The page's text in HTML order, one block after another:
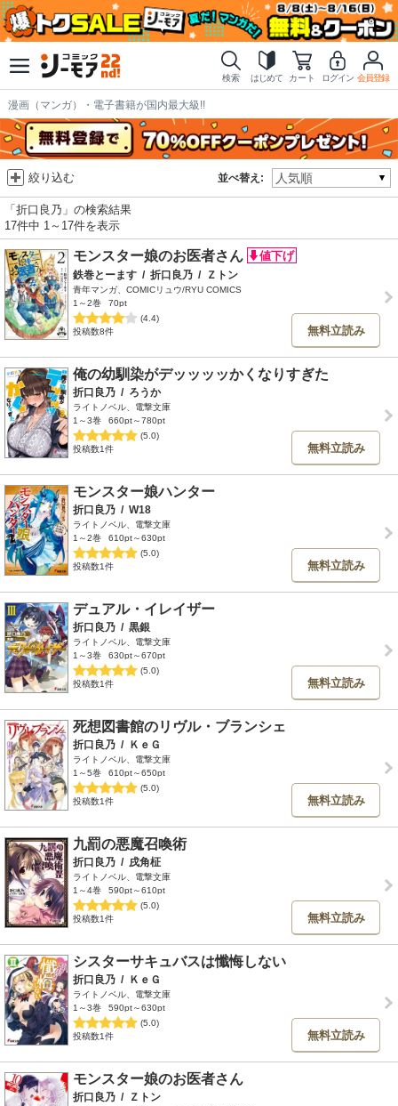
検索 はじめて カート ログイン 会員登録
漫画（マンガ）・電子書籍が国内最大級!!
並べ替え:
絞り込む
「折口良乃」の検索結果
17件中 1～17件を表示
モンスター娘のお医者さん
鉄巻とーます / 折口良乃 / Ｚトン
青年マンガ、COMICリュウ/RYU COMICS
1～2巻
70pt
(4.4)
投稿数8件
無料立読み
俺の幼馴染がデッッッッかくなりすぎた
折口良乃 / ろうか
ライトノベル、電撃文庫
1～3巻
660pt～780pt
(5.0)
投稿数1件
無料立読み
モンスター娘ハンター
折口良乃 / W18
ライトノベル、電撃文庫
1～2巻
610pt～630pt
(5.0)
投稿数1件
無料立読み
デュアル・イレイザー
折口良乃 / 黒銀
ライトノベル、電撃文庫
1～3巻
630pt～670pt
(5.0)
投稿数1件
無料立読み
死想図書館のリヴル・ブランシェ
折口良乃 / ＫｅＧ
ライトノベル、電撃文庫
1～5巻
610pt～650pt
(5.0)
投稿数1件
無料立読み
九罰の悪魔召喚術
折口良乃 / 戌角柾
ライトノベル、電撃文庫
1～4巻
590pt～610pt
(5.0)
投稿数1件
無料立読み
シスターサキュバスは懺悔しない
折口良乃 / ＫｅＧ
ライトノベル、電撃文庫
1～3巻
590pt～630pt
(5.0)
投稿数1件
無料立読み
モンスター娘のお医者さん
折口良乃 / Ｚトン